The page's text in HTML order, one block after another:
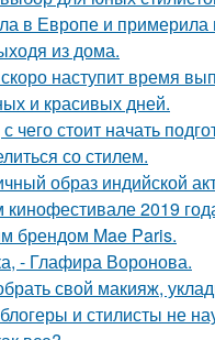
в Европе и примерила
из дома.
наступит время
и красивых дней.
чего стоит начать
со стилем.
образ индийской
кинофестивале 2019
брендом Mae Paris.
- Глафира Воронова.
свой макияж,
и стилисты не